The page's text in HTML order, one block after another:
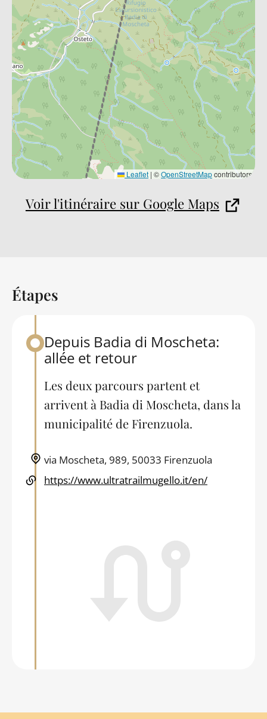
Leaflet | ©OpenStreetMapcontributors
Voir l'itinéraire sur Google Maps
Back to table of contents
Étapes
Depuis Badia di Moscheta:
allée et retour
Les deux parcours partent et
arrivent à Badia di Moscheta, dans la
municipalité de Firenzuola.
via Moscheta, 989, 50033 Firenzuola
https://www.ultratrailmugello.it/en/